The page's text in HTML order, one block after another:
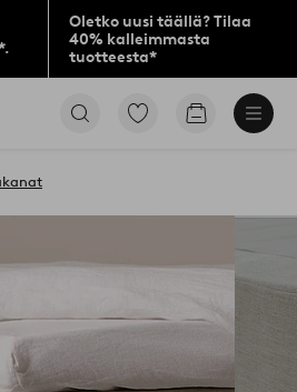
Oletko uusi täällä? Tilaa
40% kalleimmasta
tuotteesta*
Siirry
Siirry